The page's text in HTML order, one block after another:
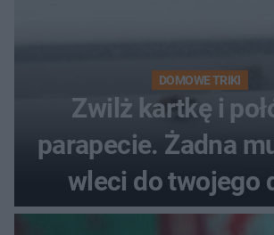
DOMOWE TRIKI
Zwilż kartkę i
parapecie. Żadna
wleci do twojego